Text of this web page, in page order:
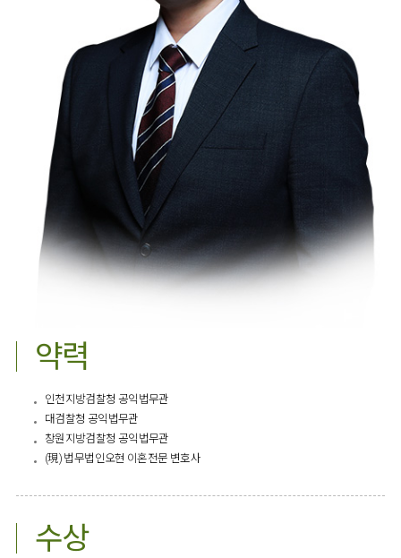
약력
인천지방검찰청 공익법무관
대검찰청 공익법무관
창원지방검찰청 공익법무관
(現) 법무법인오현 이혼전문 변호사​
수상